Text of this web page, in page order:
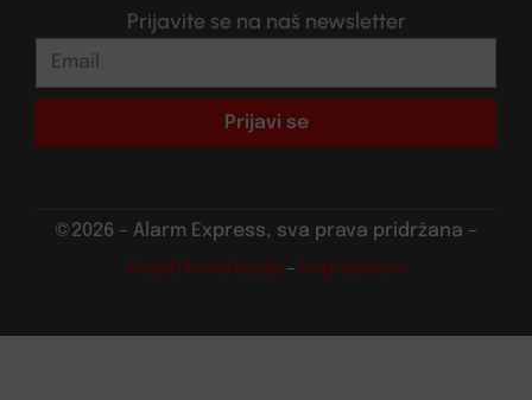
Prijavite se na naš newsletter
Prijavi se
©2026 – Alarm Express, sva prava pridržana –
Uvjeti korištenja – Impressum